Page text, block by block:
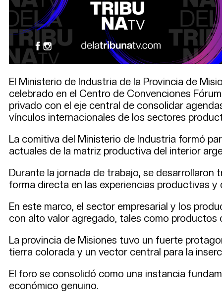
El Ministerio de Industria de la Provincia de
celebrado en el Centro de Convenciones
privado con el eje central de consolidar
vínculos internacionales de los sectores
La comitiva del Ministerio de Industria formó
actuales de la matriz productiva del interior
Durante la jornada de trabajo, se
forma directa en las experiencias productivas
En este marco, el sector empresarial y los
con alto valor agregado, tales como productos
La provincia de Misiones tuvo un fuerte
tierra colorada y un vector central para la
El foro se consolidó como una instancia
económico genuino.